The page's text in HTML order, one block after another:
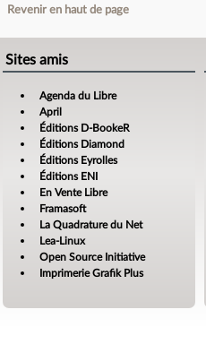
Revenir en haut de page
Sites amis
Agenda du Libre
April
Éditions D-BookeR
Éditions Diamond
Éditions Eyrolles
Éditions ENI
En Vente Libre
Framasoft
La Quadrature du Net
Lea-Linux
Open Source Initiative
Imprimerie Grafik Plus